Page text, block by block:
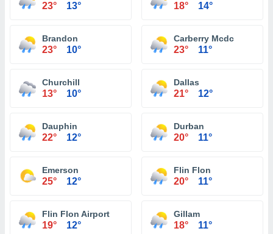
23° 13° 18° 14°
Brandon
23° 10°
Carberry Mcdc
23° 11°
Churchill
13° 10°
Dallas
21° 12°
Dauphin
22° 12°
Durban
20° 11°
Emerson
25° 12°
Flin Flon
20° 11°
Flin Flon Airport
19° 12°
Gillam
18° 11°